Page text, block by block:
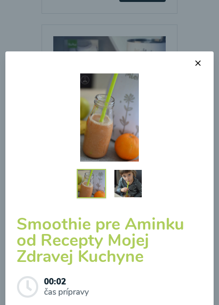
Brokolicová polievka so
00:25 Zobraziť
Smoothie pre Aminku
od Recepty Mojej
Zdravej Kuchyne
00:02
čas prípravy
Odber noviniek a akcií
Odoslaním registrácie na Newsletter súhlasím so
spracovaním osobných údajov pre účely